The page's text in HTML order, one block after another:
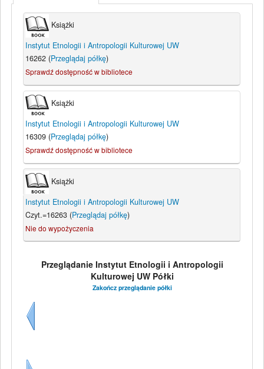
Książki
Instytut Etnologii i Antropologii Kulturowej UW
16262 (Przeglądaj półkę)
Sprawdź dostępność w bibliotece
Książki
Instytut Etnologii i Antropologii Kulturowej UW
16309 (Przeglądaj półkę)
Sprawdź dostępność w bibliotece
Książki
Instytut Etnologii i Antropologii Kulturowej UW
Czyt.=16263 (Przeglądaj półkę)
Nie do wypożyczenia
Przeglądanie Instytut Etnologii i Antropologii
Kulturowej UW Półki
Zakończ przeglądanie półki